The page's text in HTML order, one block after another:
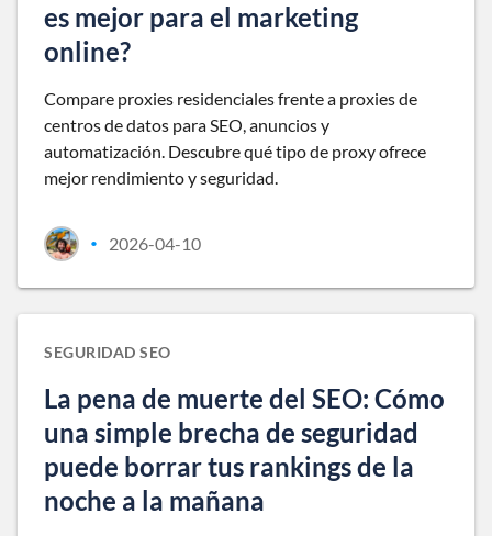
es mejor para el marketing
online?
Compare proxies residenciales frente a proxies de
centros de datos para SEO, anuncios y
automatización. Descubre qué tipo de proxy ofrece
mejor rendimiento y seguridad.
• 2026-04-10
SEGURIDAD SEO
La pena de muerte del SEO: Cómo
una simple brecha de seguridad
puede borrar tus rankings de la
noche a la mañana